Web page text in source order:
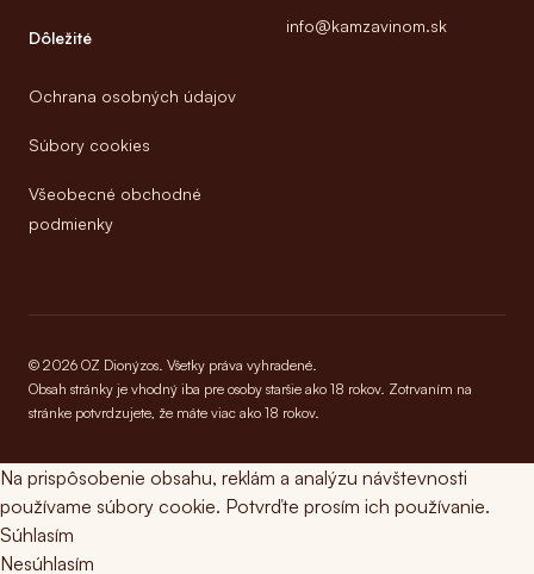
Dôležité
Ochrana osobných údajov
Súbory cookies
Všeobecné obchodné
podmienky
info@kamzavinom.sk
© 2026 OZ Dionýzos. Všetky práva vyhradené.
Obsah stránky je vhodný iba pre osoby staršie ako 18 rokov. Zotrvaním na
stránke potvrdzujete, že máte viac ako 18 rokov.
Na prispôsobenie obsahu, reklám a analýzu návštevnosti
používame súbory cookie. Potvrďte prosím ich používanie.
Súhlasím
Nesúhlasím